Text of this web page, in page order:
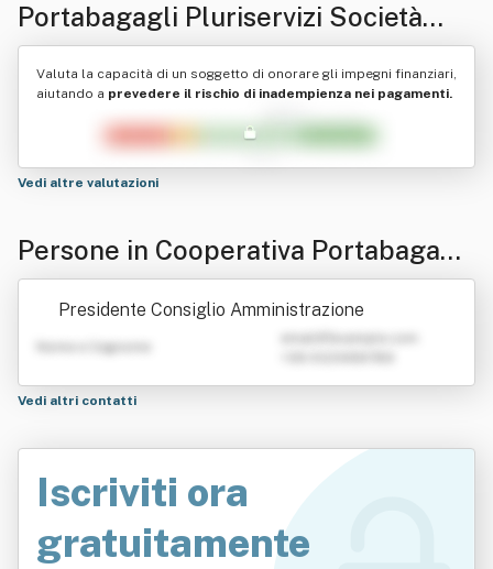
Portabagagli Pluriservizi Società
Cooperativa A Responsabilita'
Limitata
Valuta la capacità di un soggetto di onorare gli impegni finanziari,
aiutando a prevedere il rischio di inadempienza nei pagamenti.
Vedi altre valutazioni
Persone in Cooperativa Portabagagli
Pluriservizi Società Cooperativa A R
esponsabilita' Limitata
Presidente Consiglio Amministrazione
Nome e Cognome
Vedi altri contatti
Iscriviti ora
gratuitamente